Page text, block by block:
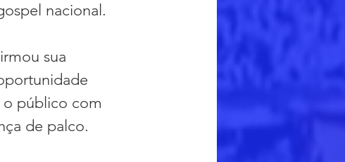
nacional.
sua
o público com
de palco.